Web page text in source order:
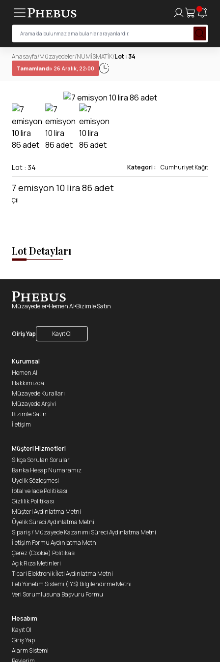
Anasayfa/Müzayedeler/NÜMİSMATİK/Lot : 34
Tamamlandı: 26 Aralık, 22:00
Lot : 34 Kategori : Cumhuriyet Kağıt
7 emisyon 10 lira 86 adet
Çil
Lot Detayları
Müzayedeler Hemen Al Bizimle Satın
Giriş Yap Kayıt Ol
Kurumsal
Hemen Al
Hakkımızda
Müzayede Kuralları
Müzayede Arşivi
Bizimle Satın
İletişim
Müşteri Hizmetleri
Sıkça Sorulan Sorular
Banka Hesap Numaramız
Üyelik Sözleşmesi
İptal ve İade Politikası
Gizlilik Politikası
Müşteri Aydınlatma Metni
Üyelik Süreci Aydınlatma Metni
Sipariş / Müzayede Kazanımı Süreci Aydınlatma Metni
İletişim Formu Aydınlatma Metni
Çerez (Cookie) Politikası
Açık Rıza Metinleri
Ticari Elektronik İleti Aydınlatma Metni
İleti Yönetim Sistemi (İYS) Bilgilendirme Metni
Veri Sorumlusuna Başvuru Formu
Hesabım
Kayıt Ol
Giriş Yap
Alarm Sistemi